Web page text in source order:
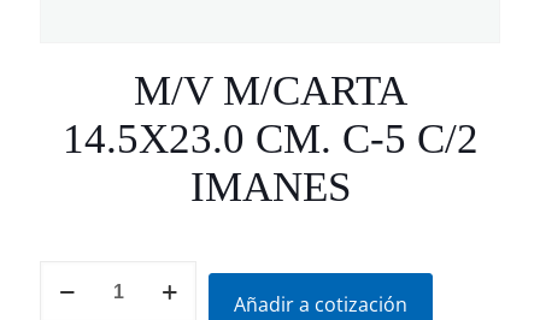
M/V M/CARTA
14.5X23.0 CM. C-5 C/2
IMANES
M/CARTA
Añadir a cotización